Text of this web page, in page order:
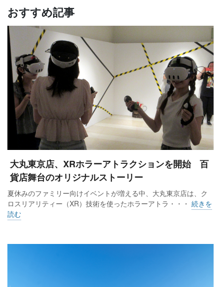
おすすめ記事
大丸東京店、XRホラーアトラクションを開始 百
貨店舞台のオリジナルストーリー
夏休みのファミリー向けイベントが増える中、大丸東京店は、ク
ロスリアリティー（XR）技術を使ったホラーアトラ・・・ 続きを
読む